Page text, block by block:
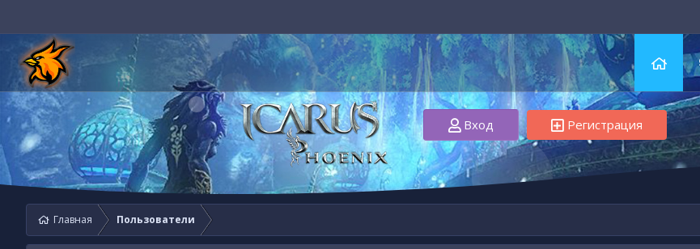
Вход Регистрация
Главная Пользователи